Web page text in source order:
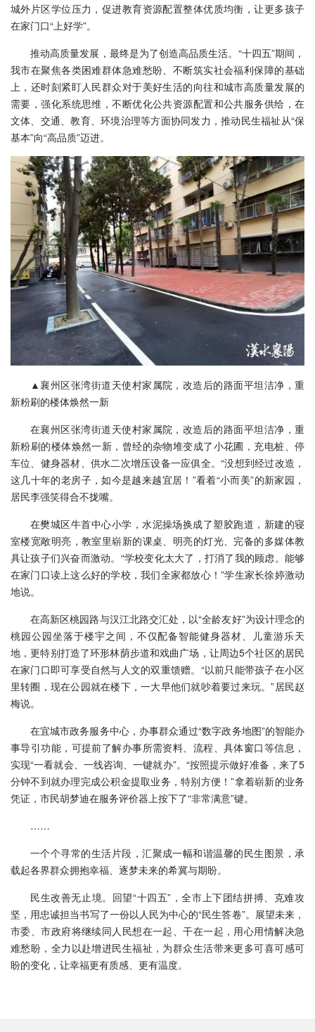
城外片区学位压力，促进教育资源配置整体优质均衡，让更多孩子
在家门口“上好学”。
推动高质量发展，最终是为了创造高品质生活。“十四五”期间，
我市在聚焦各类困难群体急难愁盼、不断筑实社会福利保障的基础
上，还时刻紧盯人民群众对于美好生活的向往和城市高质量发展的
需要，强化系统思维，不断优化公共资源配置和公共服务供给，在
文体、交通、教育、环境治理等方面协同发力，推动民生福祉从“保
基本”向“高品质”迈进。
▲襄州区张湾街道天使村家属院，改造后的路面平坦洁净，重
新粉刷的楼体焕然一新
在襄州区张湾街道天使村家属院，改造后的路面平坦洁净，重
新粉刷的楼体焕然一新，曾经的杂物堆变成了小花圃，充电桩、停
车位、健身器材、供水二次增压设备一应俱全。“没想到经过改造，
这几十年的老房子，如今是越来越宜居！”看着“小而美”的新家园，
居民李强笑得合不拢嘴。
在樊城区牛首中心小学，水泥操场换成了塑胶跑道，新建的寝
室楼宽敞明亮，教室里崭新的课桌、明亮的灯光、完备的多媒体教
具让孩子们兴奋而激动。“学校变化太大了，打消了我的顾虑。能够
在家门口读上这么好的学校，我们全家都放心！”学生家长徐婷激动
地说。
在高新区桃园路与汉江北路交汇处，以“全龄友好”为设计理念的
桃园公园坐落于楼宇之间，不仅配备智能健身器材、儿童游乐天
地，更特别打造了环形林荫步道和戏曲广场，让周边5个社区的居民
在家门口即可享受自然与人文的双重馈赠。“以前只能带孩子在小区
里转圈，现在公园就在楼下，一大早他们就吵着要过来玩。”居民赵
梅说。
在宜城市政务服务中心，办事群众通过“数字政务地图”的智能办
事导引功能，可提前了解办事所需资料、流程、具体窗口等信息，
实现“一看就会、一线咨询、一键就办”。“按照提示做好准备，来了5
分钟不到就办理完成公积金提取业务，特别方便！”拿着崭新的业务
凭证，市民胡梦迪在服务评价器上按下了“非常满意”键。
……
一个个寻常的生活片段，汇聚成一幅和谐温馨的民生图景，承
载起各界群众拥抱幸福、逐梦未来的希冀与期盼。
民生改善无止境。回望“十四五”，全市上下团结拼搏、克难攻
坚，用忠诚担当书写了一份以人民为中心的“民生答卷”。展望未来，
市委、市政府将继续同人民想在一起、干在一起，用心用情解决急
难愁盼，全力以赴增进民生福祉，为群众生活带来更多可喜可感可
盼的变化，让幸福更有质感、更有温度。